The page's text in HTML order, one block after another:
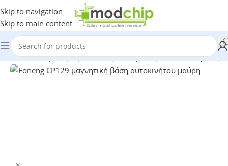
Skip to navigation
Skip to main content
Home-Shop-Τηλεφωνία-Αξεσουάρ κινητών-Βάσεις